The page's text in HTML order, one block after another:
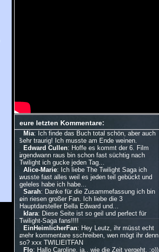
eure letzten Kommentare:
Mia: Ich finde das Buch total schön, aber auch
sehr traurig! Ich musste am Ende weinen.
Edward Cullen: Hoffe es kommt der 6. Film
irgendwann raus bin schon fast süchtig nach
Twilight ich gucke jeden Tag...
Alice-Marie: Ich liebe The Twilight Saga ich
wusste fast alles weil es jeden teil gebückt und
geleles habe ich habe...
Sarah: Danke für die Zusammefassung ich bin
ein riesen großer Fan. Ich liebe die 3
Hauptdarsteller Bella Edward und...
klara: Diese Seite ist so geil und perfect für
Twilight-Saga fans!!!!
EinHeimlicherFan: Hey Leutz, ihr müsst echt
mehr kommentare sschreiben, wen mögt ihr denn
so? xxx TWILIEITFAN
Flo: Hallo Caroline, ja.. wie die Zeit vergeht. :o))